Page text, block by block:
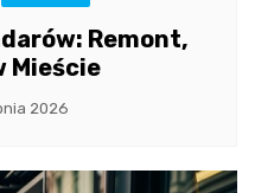
Remont,
Mieście
2026